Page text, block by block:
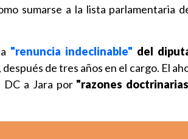
sumarse a la lista parlamentaria
"renuncia indeclinable" del
después de tres años en el cargo. El
DC a Jara por"razones